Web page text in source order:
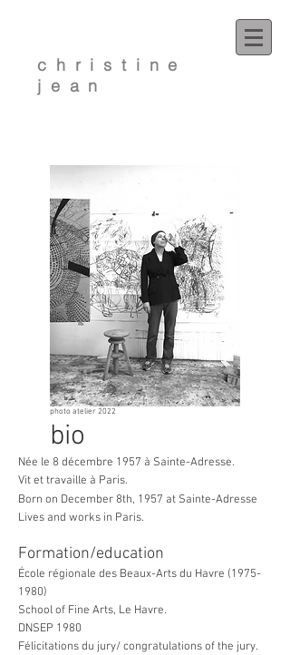
christine
jean
photo atelier 2022
bio
Née le 8 décembre 1957 à Sainte-Adresse.
Vit et travaille à Paris.
Born on December 8th, 1957 at Sainte-Adresse
Lives and works in Paris.
Formation/education
École régionale des Beaux-Arts du Havre (1975-
1980)
School of Fine Arts, Le Havre.
DNSEP 1980
Félicitations du jury/ congratulations of the jury.